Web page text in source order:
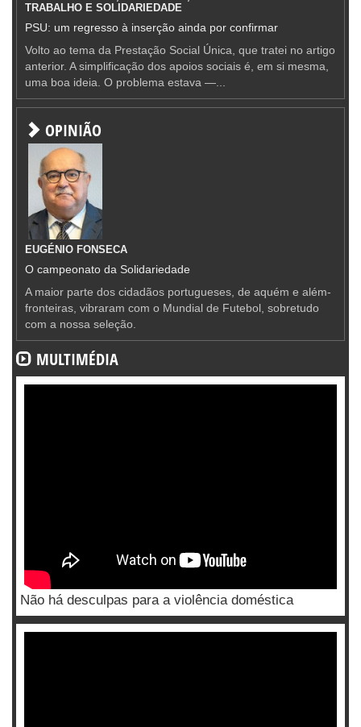
TRABALHO E SOLIDARIEDADE
PSU: um regresso à inserção ainda por confirmar
Volto ao tema da Prestação Social Única, que tratei no artigo
anterior. A simplificação dos apoios sociais é, em si mesma,
uma boa ideia. O problema estava —...
OPINIÃO
EUGÉNIO FONSECA
O campeonato da Solidariedade
A maior parte dos cidadãos portugueses, de aquém e além-
fronteiras, vibraram com o Mundial de Futebol, sobretudo
com a nossa seleção.
MULTIMÉDIA
Não há desculpas para a violência doméstica